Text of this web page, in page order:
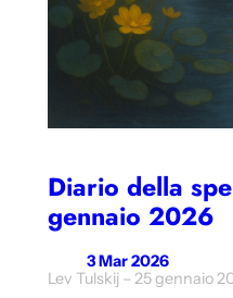
Diario della
gennaio 2026
3 Mar 2026
Lev Tulskij – 25 gennaio